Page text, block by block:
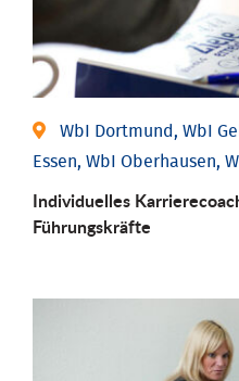
WbI Dortmund, WbI
Essen, WbI Oberhausen,
Individu­elles
Führungs­kräfte